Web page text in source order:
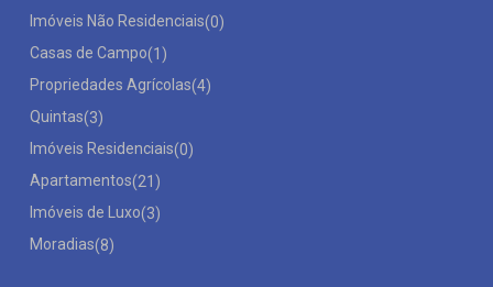
Imóveis Não Residenciais(0)
Casas de Campo(1)
Propriedades Agrícolas(4)
Quintas(3)
Imóveis Residenciais(0)
Apartamentos(21)
Imóveis de Luxo(3)
Moradias(8)